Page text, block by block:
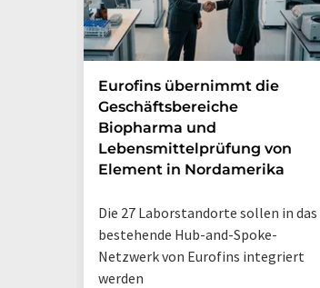
Eurofins übernimmt die
Geschäftsbereiche
Biopharma und
Lebensmittelprüfung von
Element in Nordamerika
Die 27 Laborstandorte sollen in das
bestehende Hub-and-Spoke-
Netzwerk von Eurofins integriert
werden